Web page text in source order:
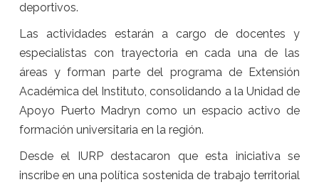
deportivos.
Las actividades estarán a cargo de docentes y
especialistas con trayectoria en cada una de las
áreas y forman parte del programa de Extensión
Académica del Instituto, consolidando a la Unidad de
Apoyo Puerto Madryn como un espacio activo de
formación universitaria en la región.
Desde el IURP destacaron que esta iniciativa se
inscribe en una política sostenida de trabajo territorial